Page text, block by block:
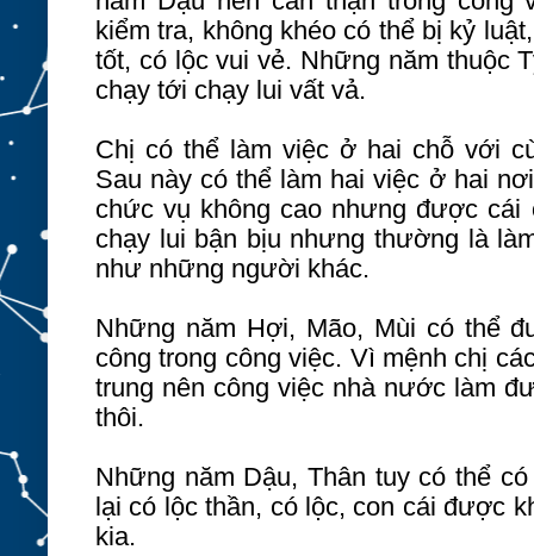
kiểm tra, không khéo có thể bị kỷ
tốt, có lộc vui vẻ. Những năm thuộc
chạy tới chạy lui vất vả.
Chị có thể làm việc ở hai chỗ với
Sau này có thể làm hai việc ở hai
chức vụ không cao nhưng được cái
chạy lui bận bịu nhưng thường là
như những người khác.
Những năm Hợi, Mão, Mùi có thể
công trong công việc. Vì mệnh chị
trung nên công việc nhà nước làm
thôi.
Những năm Dậu, Thân tuy có thể
lại có lộc thần, có lộc, con cái được
kia.